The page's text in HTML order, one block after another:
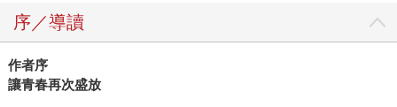
序／導讀
作者序
讓青春再次盛放